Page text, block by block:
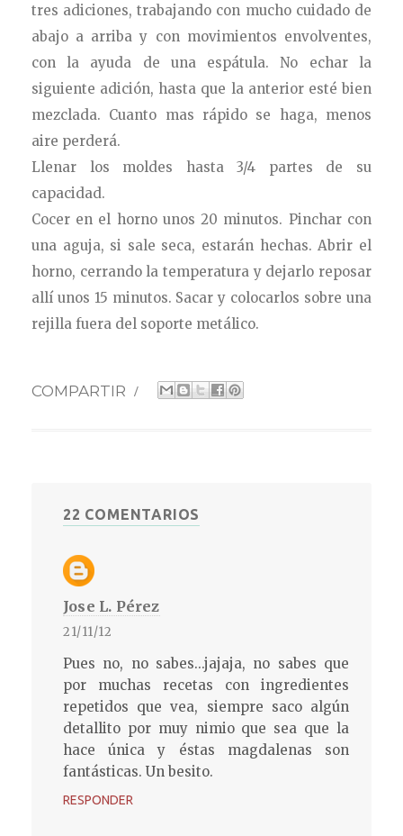
tres adiciones, trabajando con mucho cuidado de
abajo a arriba y con movimientos envolventes,
con la ayuda de una espátula. No echar la
siguiente adición, hasta que la anterior esté bien
mezclada. Cuanto mas rápido se haga, menos
aire perderá.
Llenar los moldes hasta 3/4 partes de su
capacidad.
Cocer en el horno unos 20 minutos. Pinchar con
una aguja, si sale seca, estarán hechas. Abrir el
horno, cerrando la temperatura y dejarlo reposar
allí unos 15 minutos. Sacar y colocarlos sobre una
rejilla fuera del soporte metálico.
COMPARTIR /
22 COMENTARIOS
Jose L. Pérez
21/11/12
Pues no, no sabes...jajaja, no sabes que
por muchas recetas con ingredientes
repetidos que vea, siempre saco algún
detallito por muy nimio que sea que la
hace única y éstas magdalenas son
fantásticas. Un besito.
RESPONDER